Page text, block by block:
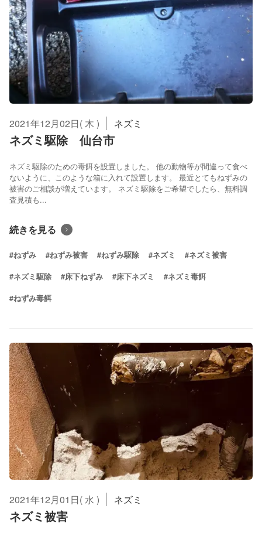
2021年12月02日( 木 ) ネズミ
ネズミ駆除 仙台市
ネズミ駆除のための毒餌を設置しました。 他の動物等が間違って食べ
ないように、このような箱に入れて設置します。 最近とてもねずみの
被害のご相談が増えています。 ネズミ駆除をご希望でしたら、無料調
査見積も...
続きを見る
#ねずみ #ねずみ被害 #ねずみ駆除 #ネズミ #ネズミ被害
#ネズミ駆除 #床下ねずみ #床下ネズミ #ネズミ毒餌
#ねずみ毒餌
2021年12月01日( 水 ) ネズミ
ネズミ被害